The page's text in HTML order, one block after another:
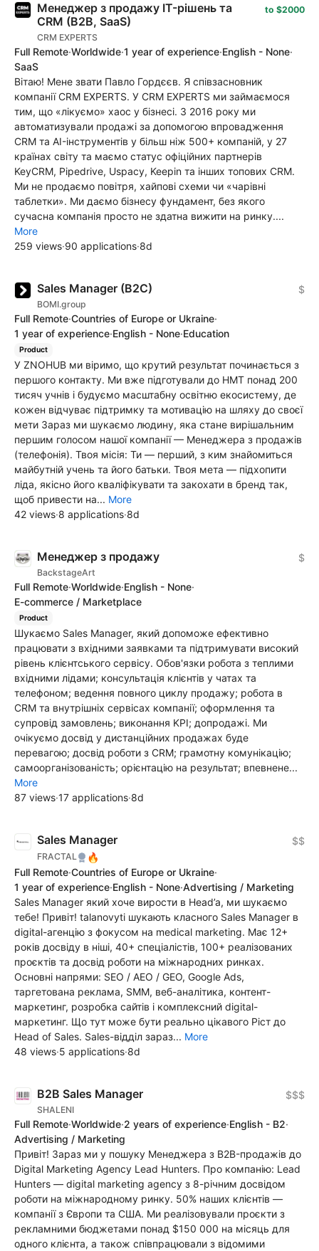
Менеджер з продажу IT-рішень та
CRM (B2B, SaaS)
CRM EXPERTS
to $2000
Full Remote·Worldwide·1 year of experience·English - None·
SaaS
Вітаю! Мене звати Павло Гордєєв. Я співзасновник
компанії CRM EXPERTS. У CRM EXPERTS ми займаємося
тим, що «лікуємо» хаос у бізнесі. З 2016 року ми
автоматизували продажі за допомогою впровадження
CRM та AI-інструментів у більш ніж 500+ компаній, у 27
країнах світу та маємо статус офіційних партнерів
KeyCRM, Pipedrive, Uspacy, Keepin та інших топових CRM.
Ми не продаємо повітря, хайпові схеми чи «чарівні
таблетки». Ми даємо бізнесу фундамент, без якого
сучасна компанія просто не здатна вижити на ринку....
More
259 views·90 applications·8d
Sales Manager (B2C)
BOMI.group
$
Full Remote·Countries of Europe or Ukraine·
1 year of experience·English - None·Education
Product
У ZNOHUB ми віримо, що крутий результат починається з
першого контакту. Ми вже підготували до НМТ понад 200
тисяч учнів і будуємо масштабну освітню екосистему, де
кожен відчуває підтримку та мотивацію на шляху до своєї
мети Зараз ми шукаємо людину, яка стане вирішальним
першим голосом нашої компанії — Менеджера з продажів
(телефонія). Твоя місія: Ти — перший, з ким знайомиться
майбутній учень та його батьки. Твоя мета — підхопити
ліда, якісно його кваліфікувати та закохати в бренд так,
щоб привести на... More
42 views·8 applications·8d
Менеджер з продажу
BackstageArt
$
Full Remote·Worldwide·English - None·
E-commerce / Marketplace
Product
Шукаємо Sales Manager, який допоможе ефективно
працювати з вхідними заявками та підтримувати високий
рівень клієнтського сервісу. Обов'язки робота з теплими
вхідними лідами; консультація клієнтів у чатах та
телефоном; ведення повного циклу продажу; робота в
CRM та внутрішніх сервісах компанії; оформлення та
супровід замовлень; виконання KPI; допродажі. Ми
очікуємо досвід у дистанційних продажах буде
перевагою; досвід роботи з CRM; грамотну комунікацію;
самоорганізованість; орієнтацію на результат; впевнене...
More
87 views·17 applications·8d
Sales Manager
FRACTAL 🔥
$$
Full Remote·Countries of Europe or Ukraine·
1 year of experience·English - None·Advertising / Marketing
Sales Manager який хоче вирости в Head’a, ми шукаємо
тебе! Привіт! talanovyti шукають класного Sales Manager в
digital-агенцію з фокусом на medical marketing. Має 12+
років досвіду в ніші, 40+ спеціалістів, 100+ реалізованих
проєктів та досвід роботи на міжнародних ринках.
Основні напрями: SEO / AEO / GEO, Google Ads,
таргетована реклама, SMM, веб-аналітика, контент-
маркетинг, розробка сайтів і комплексний digital-
маркетинг. Що тут може бути реально цікавого Ріст до
Head of Sales. Sales-відділ зараз... More
48 views·5 applications·8d
B2B Sales Manager
SHALENI
$$$
Full Remote·Worldwide·2 years of experience·English - B2·
Advertising / Marketing
Привіт! Зараз ми у пошуку Менеджера з B2B-продажів до
Digital Marketing Agency Lead Hunters. Про компанію: Lead
Hunters — digital marketing agency з 8-річним досвідом
роботи на міжнародному ринку. 50% наших клієнтів —
компанії з Європи та США. Ми реалізовували проєкти з
рекламними бюджетами понад $150 000 на місяць для
одного клієнта, а також співпрацювали з відомими